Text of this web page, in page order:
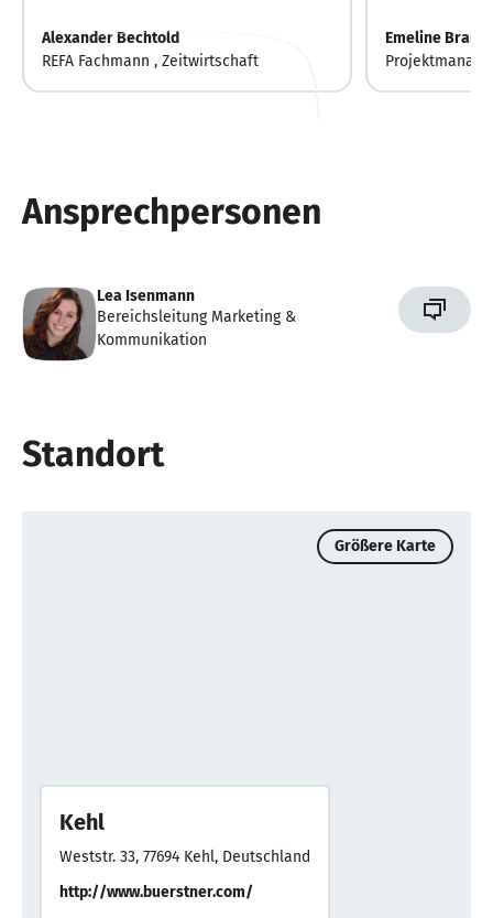
Alexander Bechtold
REFA Fachmann , Zeitwirtschaft
Emeline
Ansprechpersonen
Lea Isenmann
Bereichsleitung Marketing &
Kommunikation
Standort
Größere Karte
Kehl
Weststr. 33, 77694 Kehl, Deutschland
http://www.buerstner.com/